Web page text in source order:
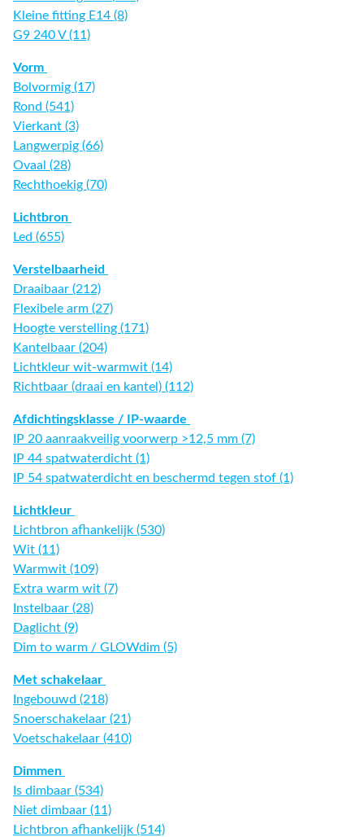
Kleine fitting E14 (8)
G9 240 V (11)
Vorm
Bolvormig (17)
Rond (541)
Vierkant (3)
Langwerpig (66)
Ovaal (28)
Rechthoekig (70)
Lichtbron
Led (655)
Verstelbaarheid
Draaibaar (212)
Flexibele arm (27)
Hoogte verstelling (171)
Kantelbaar (204)
Lichtkleur wit-warmwit (14)
Richtbaar (draai en kantel) (112)
Afdichtingsklasse / IP-waarde
IP 20 aanraakveilig voorwerp >12,5 mm (7)
IP 44 spatwaterdicht (1)
IP 54 spatwaterdicht en beschermd tegen stof (1)
Lichtkleur
Lichtbron afhankelijk (530)
Wit (11)
Warmwit (109)
Extra warm wit (7)
Instelbaar (28)
Daglicht (9)
Dim to warm / GLOWdim (5)
Met schakelaar
Ingebouwd (218)
Snoerschakelaar (21)
Voetschakelaar (410)
Dimmen
Is dimbaar (534)
Niet dimbaar (11)
Lichtbron afhankelijk (514)